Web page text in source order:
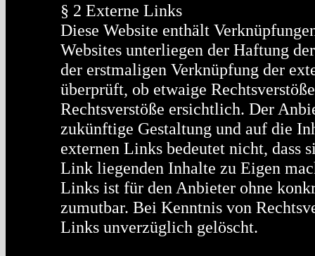
§ 2 Externe Links
Diese Website enthält
Websites unterliegen der Haftung
der erstmaligen Verknüpfung der
überprüft, ob etwaige
Rechtsverstöße ersichtlich. Der
zukünftige Gestaltung und auf die
externen Links bedeutet nicht, dass
Link liegenden Inhalte zu Eigen
Links ist für den Anbieter ohne
zumutbar. Bei Kenntnis von
Links unverzüglich gelöscht.